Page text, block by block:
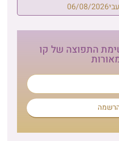
06/08/2026
התפוצה של קו